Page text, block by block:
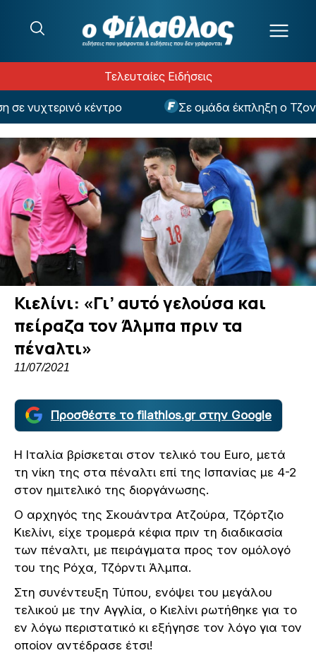
Τελευταίες Ειδήσεις
νυχτερινό κέντρο Σε ομάδα έκπληξη ο Τζον
Κιελίνι: «Γι’ αυτό γελούσα και
πείραζα τον Άλμπα πριν τα
πέναλτι»
11/07/2021
Προσθέστε το filathlos.gr στην Google
Η Ιταλία βρίσκεται στον τελικό του Euro, μετά
τη νίκη της στα πέναλτι επί της Ισπανίας με 4-2
στον ημιτελικό της διοργάνωσης.
Ο αρχηγός της Σκουάντρα Ατζούρα, Τζόρτζιο
Κιελίνι, είχε τρομερά κέφια πριν τη διαδικασία
των πέναλτι, με πειράγματα προς τον ομόλογό
του της Ρόχα, Τζόρντι Άλμπα.
Στη συνέντευξη Τύπου, ενόψει του μεγάλου
τελικού με την Αγγλία, ο Κιελίνι ρωτήθηκε για το
εν λόγω περιστατικό κι εξήγησε τον λόγο για τον
οποίον αντέδρασε έτσι!